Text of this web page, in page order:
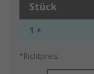
Stück
1 +
*Richtpreis